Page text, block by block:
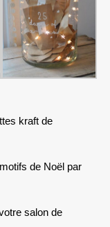
kraft de
de Noël par
salon de